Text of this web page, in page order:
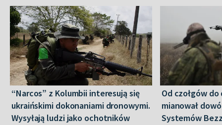
“Narcos” z Kolumbii interesują się
ukraińskimi dokonaniami dronowymi.
Wysyłają ludzi jako ochotników
Od czołgów
mianował
Systemów